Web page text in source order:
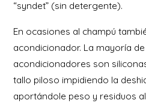
“syndet” (sin detergente).
En ocasiones al champú
acondicionador. La mayoría
acondicionadores son
tallo piloso impidiendo la
aportándole peso y residuos